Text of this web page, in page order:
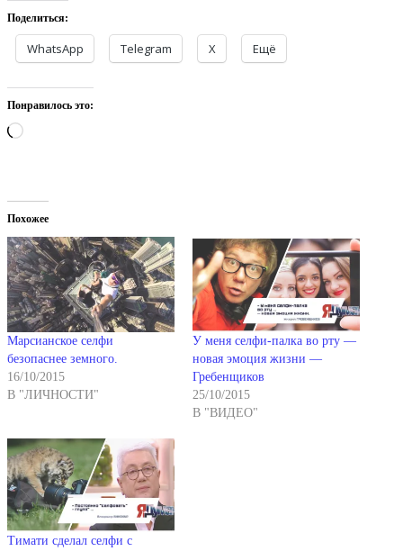
Поделиться:
WhatsApp Telegram X Ещё
Понравилось это:
Загрузка…
Похожее
Марсианское селфи
безопаснее земного.
16/10/2015
В "ЛИЧНОСТИ"
У меня селфи-палка во рту —
новая эмоция жизни —
Гребенщиков
25/10/2015
В "ВИДЕО"
Тимати сделал селфи с